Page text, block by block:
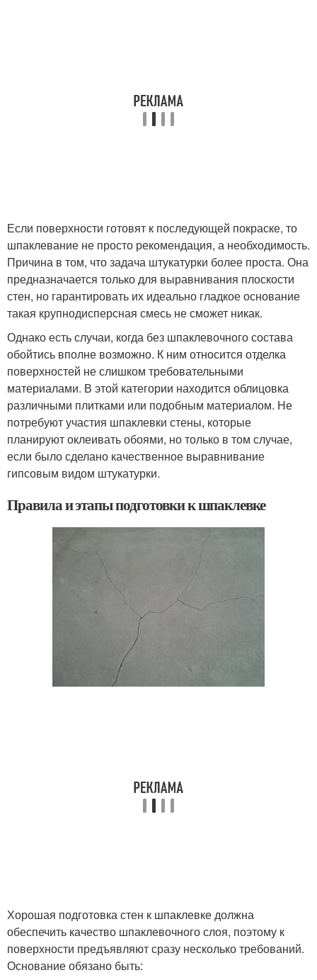
Если поверхности готовят к последующей покраске, то
шпаклевание не просто рекомендация, а необходимость.
Причина в том, что задача штукатурки более проста. Она
предназначается только для выравнивания плоскости
стен, но гарантировать их идеально гладкое основание
такая крупнодисперсная смесь не сможет никак.
Однако есть случаи, когда без шпаклевочного состава
обойтись вполне возможно. К ним относится отделка
поверхностей не слишком требовательными
материалами. В этой категории находится облицовка
различными плитками или подобным материалом. Не
потребуют участия шпаклевки стены, которые
планируют оклеивать обоями, но только в том случае,
если было сделано качественное выравнивание
гипсовым видом штукатурки.
Правила и этапы подготовки к шпаклевке
Хорошая подготовка стен к шпаклевке должна
обеспечить качество шпаклевочного слоя, поэтому к
поверхности предъявляют сразу несколько требований.
Основание обязано быть: